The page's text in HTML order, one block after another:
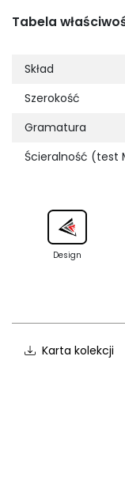
Tabela
Skład
Szerokość
Gramatura
Ścieralność (test
Design
Karta kolekcji